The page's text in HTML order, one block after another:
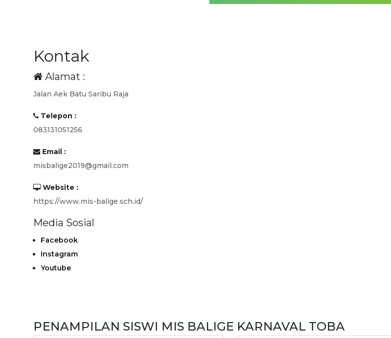
Kontak
Alamat :
Jalan Aek Batu Saribu Raja
Telepon :
083131051256
Email :
misbalige2019@gmail.com
Website :
https://www.mis-balige.sch.id/
Media Sosial
Facebook
Instagram
Youtube
PENAMPILAN SISWI MIS BALIGE KARNAVAL TOBA